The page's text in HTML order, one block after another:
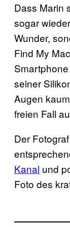
Dass Marin
sogar
Wunder,
Find My
seiner
Augen
freien Fall
Der
Kanal und
Foto des